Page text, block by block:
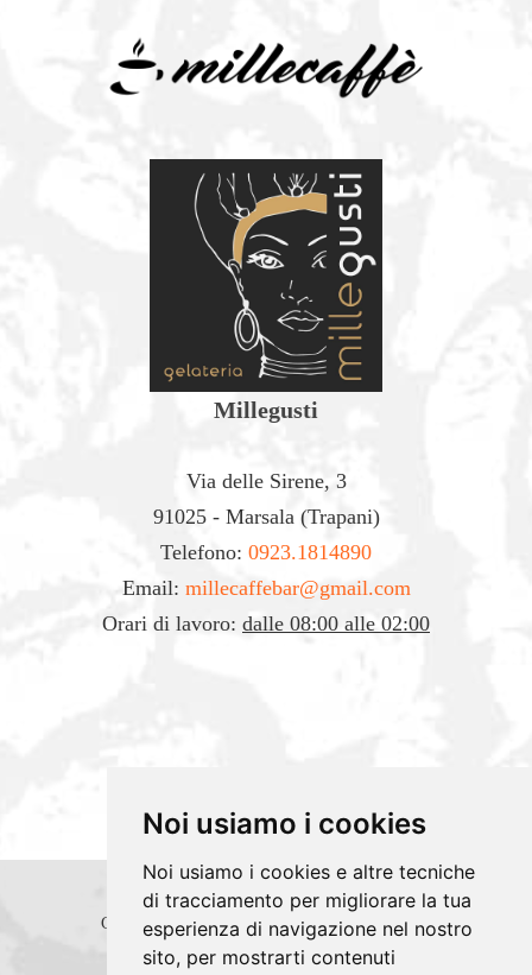
Noi usiamo i cookies
Noi usiamo i cookies e altre tecniche
di tracciamento per migliorare la tua
esperienza di navigazione nel nostro
sito, per mostrarti contenuti
VIENI A TROVARCI
Millegusti
Via delle Sirene, 3
91025 - Marsala (Trapani)
Telefono: 0923.1814890
Email: millecaffebar@gmail.com
Orari di lavoro: dalle 08:00 alle 02:00
Copyrights © 2026 NEW MILLECAFFE' SRLS
- UNIPERSONALE Tutti i diritti riservati.